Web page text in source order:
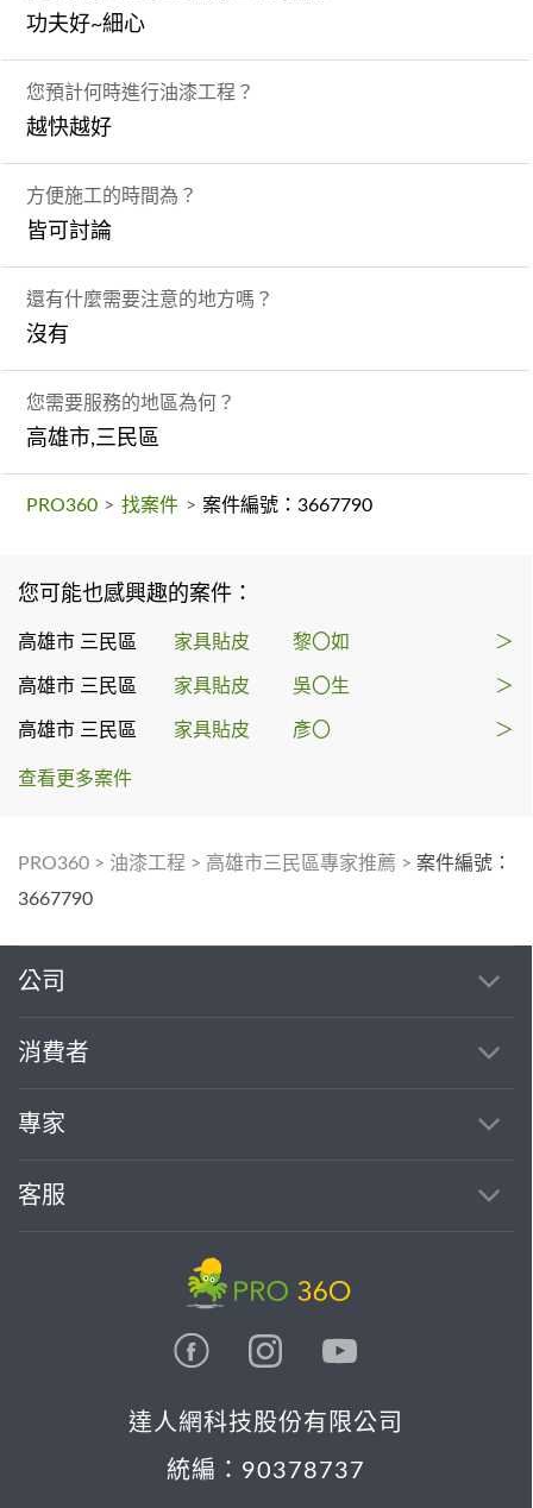
功夫好~細心
您預計何時進行油漆工程？
越快越好
方便施工的時間為？
皆可討論
還有什麼需要注意的地方嗎？
沒有
您需要服務的地區為何？
高雄市,三民區
PRO360 > 找案件 > 案件編號：3667790
您可能也感興趣的案件：
高雄市 三民區 家具貼皮 黎〇如 ＞
高雄市 三民區 家具貼皮 吳〇生 ＞
高雄市 三民區 家具貼皮 彥〇 ＞
查看更多案件
PRO360 > 油漆工程 > 高雄市三民區專家推薦 > 案件編號：
3667790
公司
消費者
專家
客服
達人網科技股份有限公司
統編：90378737